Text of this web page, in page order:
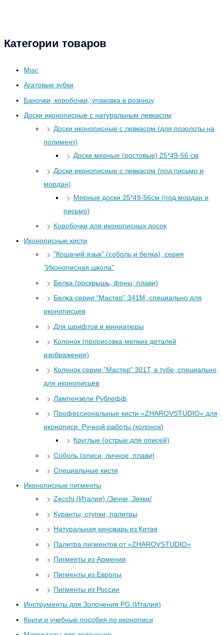
Категории товаров
Misc
Агатовые зубки
Баночки, коробочки, упаковка в розницу
Доски иконописные с натуральным левкасом
Доски иконописные с левкасом (для позолоты на
полимент)
Доски мерные (ростовые) 25*49-56 см
Доски иконописные с левкасом (под письмо и
мордан)
Мерные доски 25*49-56см (под мордан и
письмо)
Коробочки для иконописных досок
Иконописные кисти
"Кошачий язык" (соболь и белка), серия
"Иконописная школа"
Белка (роскрышь, фоны, плави)
Белка серии “Мастер” 341М, специально для
иконописцев
Для шрифтов и миниатюры
Колонок (прорисовка мелких деталей
изображения)
Колонок серии "Мастер" 301Т, в тубе, специально
для иконописцев
Лампензели Рублефф
Профессиональные кисти «ZHAROVSTUDIO» для
иконописи. Ручной работы (колонок)
Круглые (острые для описей)
Соболь (описи, личное, плави)
Специальные кисти
Иконописные пигменты
Zecchi (Италия) /Зеччи, Зекки/
Куранты, ступки, палитры
Натуральная киноварь из Китая
Палитра пигментов от «ZHAROVSTUDIO»
Пигменты из Армении
Пигменты из Европы
Пигменты из России
Инструменты для Золочения PG (Италия)
Книги и учебные пособия по иконописи